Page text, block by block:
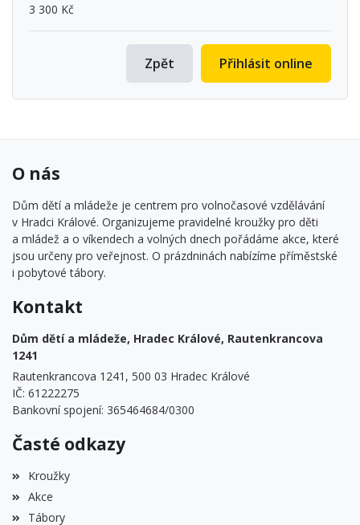
3 300 Kč
Přihlásit online
Zpět
O nás
Dům dětí a mládeže je centrem pro volnočasové vzdělávání
v Hradci Králové. Organizujeme pravidelné kroužky pro děti
a mládež a o víkendech a volných dnech pořádáme akce, které
jsou určeny pro veřejnost. O prázdninách nabízíme příměstské
i pobytové tábory.
Kontakt
Dům dětí a mládeže, Hradec Králové, Rautenkrancova
1241
Rautenkrancova 1241, 500 03 Hradec Králové
IČ: 61222275
Bankovní spojení: 365464684/0300
Časté odkazy
Kroužky
Akce
Tábory